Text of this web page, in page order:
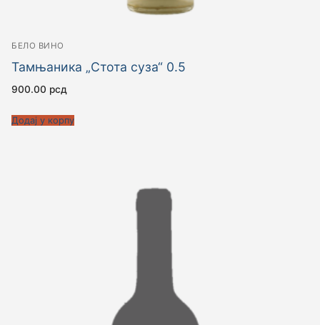
БЕЛО ВИНО
Тамњаника „Стота суза“ 0.5
900.00 рсд
Додај у корпу